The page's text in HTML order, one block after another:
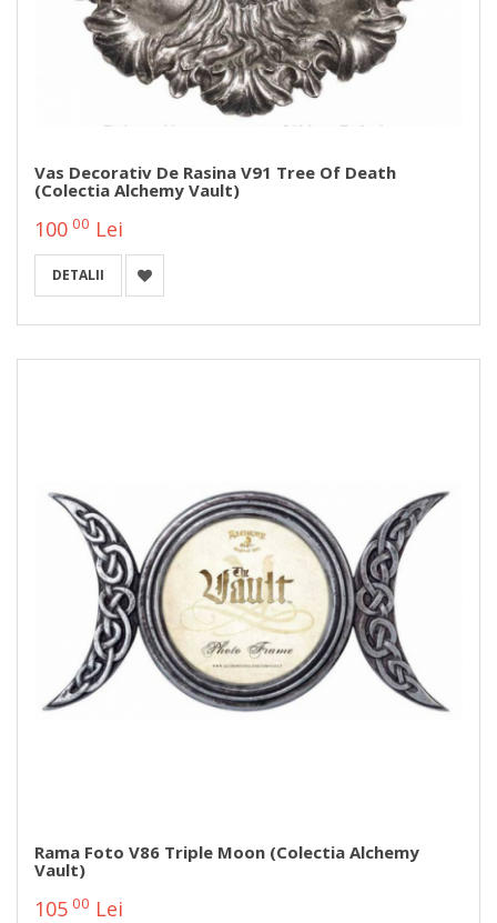
Vas Decorativ De Rasina V91 Tree Of Death
(Colectia Alchemy Vault)
100 00 Lei
DETALII
Rama Foto V86 Triple Moon (Colectia Alchemy
Vault)
105 00 Lei